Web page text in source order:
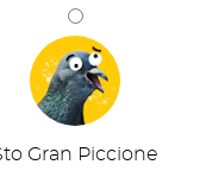
Gran Piccione